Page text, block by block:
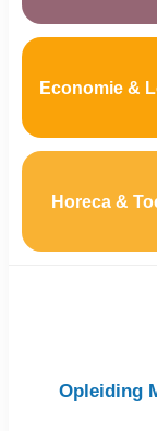
Economie &
Horeca &
Opleiding